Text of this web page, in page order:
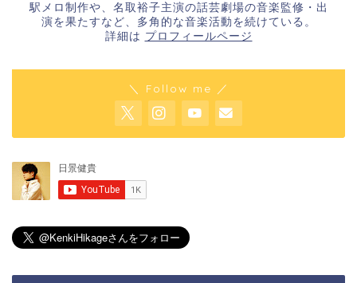
駅メロ制作や、名取裕子主演の話芸劇場の音楽監修・出
演を果たすなど、多角的な音楽活動を続けている。
詳細は プロフィールページ
＼ Follow me ／